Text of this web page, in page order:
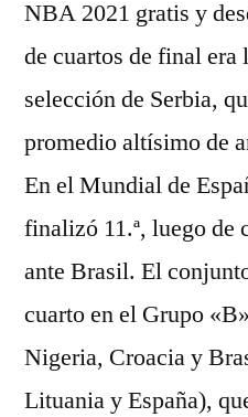
NBA 2021 gratis y
de cuartos de final era
selección de Serbia,
promedio altísimo de
En el Mundial de
finalizó 11.ª, luego de
ante Brasil. El
cuarto en el Grupo
Nigeria, Croacia y
Lituania y España),